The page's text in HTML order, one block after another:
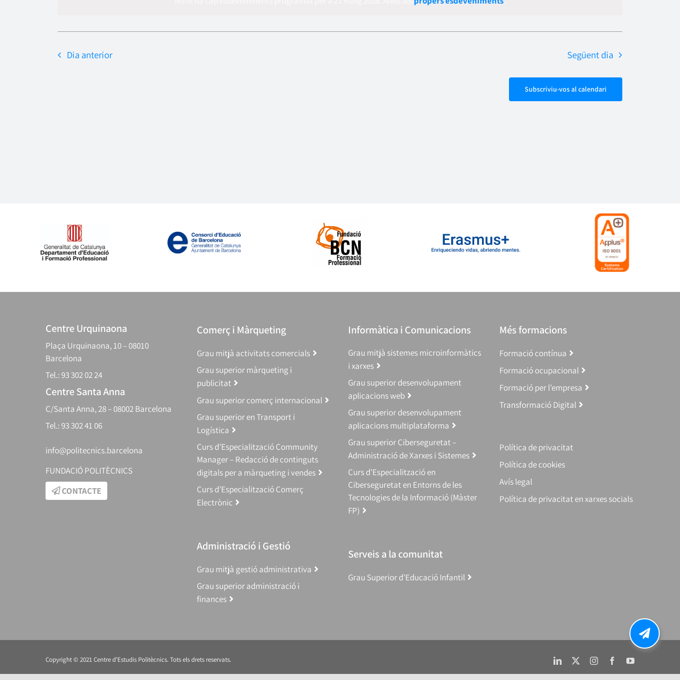
Dia anterior Següent dia
Subscriviu-vos al calendari
Centre Urquinaona
Plaça Urquinaona, 10 – 08010
Barcelona
Tel.: 93 302 02 24
Centre Santa Anna
C/Santa Anna, 28 – 08002 Barcelona
Tel.: 93 302 41 06
info@politecnics.barcelona
FUNDACIÓ POLITÈCNICS
CONTACTE
Comerç i Màrqueting
Grau mitjà activitats comercials
Grau superior màrqueting i
publicitat
Grau superior comerç internacional
Grau superior en Transport i
Logística
Curs d’Especialització Community
Manager – Redacció de continguts
digitals per a màrqueting i vendes
Curs d’Especialització Comerç
Electrònic
Administració i Gestió
Grau mitjà gestió administrativa
Grau superior administració i
finances
Informàtica i Comunicacions
Grau mitjà sistemes microinformàtics
i xarxes
Grau superior desenvolupament
aplicacions web
Grau superior desenvolupament
aplicacions multiplataforma
Grau superior Ciberseguretat –
Administració de Xarxes i Sistemes
Curs d’Especialització en
Ciberseguretat en Entorns de les
Tecnologies de la Informació (Màster
FP)
Serveis a la comunitat
Grau Superior d’Educació Infantil
Més formacions
Formació contínua
Formació ocupacional
Formació per l’empresa
Transformació Digital
Política de privacitat
Política de cookies
Avís legal
Política de privacitat en xarxes socials
Copyright © 2021 Centre d’Estudis Politècnics. Tots els drets reservats. LinkedIn InstagramFacebookYouTube